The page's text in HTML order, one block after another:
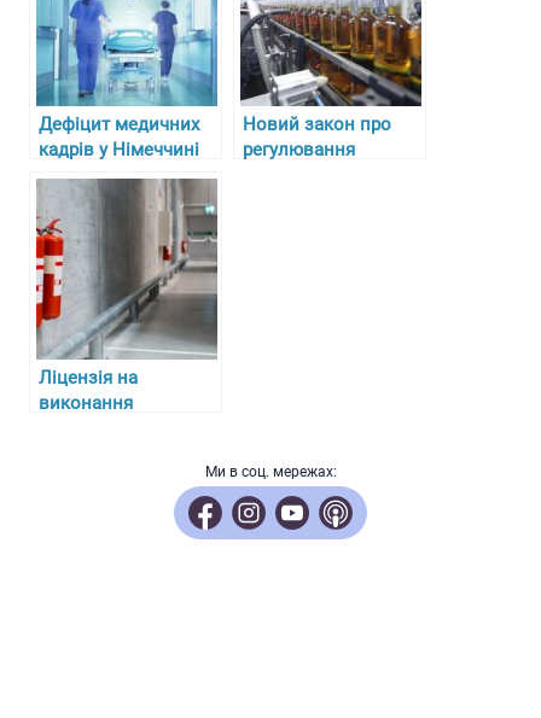
Дефіцит медичних
кадрів у Німеччині
та складнощі з
отриманням
ліцензій для лікарів-
біженців
Новий закон про
регулювання
Ліцензія на
виконання
Ми в соц. мережах: